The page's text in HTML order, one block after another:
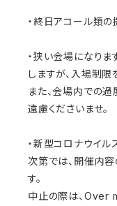
・終日アコール類の
・狭い会場になり
しますが、入場制限
また、会場内での
遠慮くださいませ。
・新型コロナウイ
次第では、開催内
す。
中止の際は、